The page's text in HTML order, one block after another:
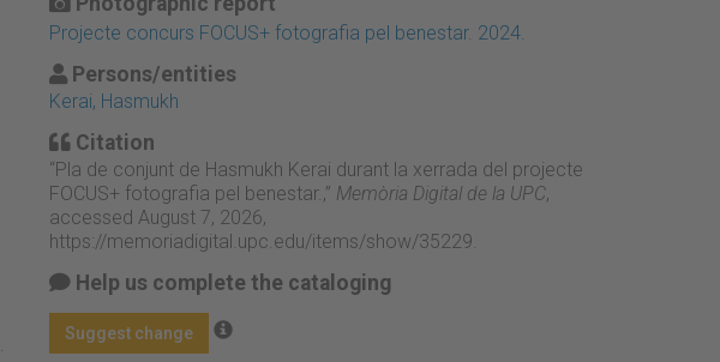
Projecte concurs FOCUS+ fotografia pel benestar. 2024.
Persons/entities
Kerai, Hasmukh
Citation
“Pla de conjunt de Hasmukh Kerai durant la xerrada del projecte
FOCUS+ fotografia pel benestar.,” Memòria Digital de la UPC,
accessed August 7, 2026,
https://memoriadigital.upc.edu/items/show/35229
Help us complete the cataloging
Suggest change